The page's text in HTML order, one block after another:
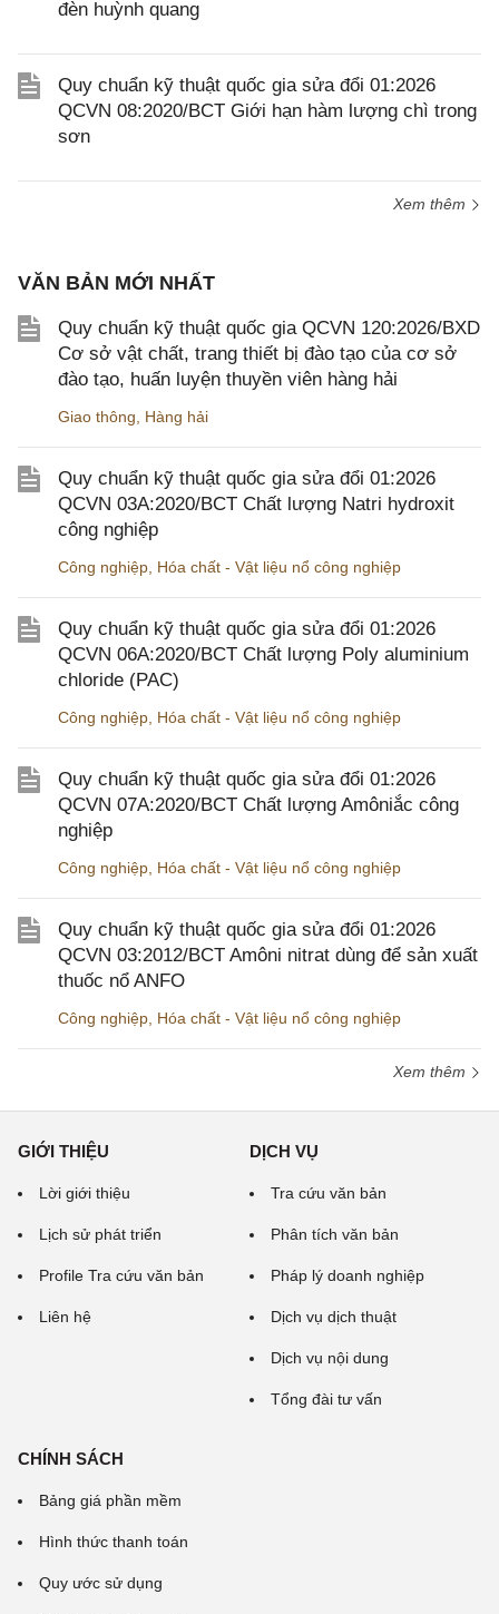
đèn huỳnh quang
Quy chuẩn kỹ thuật quốc gia sửa đổi 01:2026
QCVN 08:2020/BCT Giới hạn hàm lượng chì trong
sơn
Xem thêm
VĂN BẢN MỚI NHẤT
Quy chuẩn kỹ thuật quốc gia QCVN 120:2026/BXD
Cơ sở vật chất, trang thiết bị đào tạo của cơ sở
đào tạo, huấn luyện thuyền viên hàng hải
Giao thông Hàng hải
Quy chuẩn kỹ thuật quốc gia sửa đổi 01:2026
QCVN 03A:2020/BCT Chất lượng Natri hydroxit
công nghiệp
Công nghiệp Hóa chất - Vật liệu nổ công nghiệp
Quy chuẩn kỹ thuật quốc gia sửa đổi 01:2026
QCVN 06A:2020/BCT Chất lượng Poly aluminium
chloride (PAC)
Công nghiệp Hóa chất - Vật liệu nổ công nghiệp
Quy chuẩn kỹ thuật quốc gia sửa đổi 01:2026
QCVN 07A:2020/BCT Chất lượng Amôniắc công
nghiệp
Công nghiệp Hóa chất - Vật liệu nổ công nghiệp
Quy chuẩn kỹ thuật quốc gia sửa đổi 01:2026
QCVN 03:2012/BCT Amôni nitrat dùng để sản xuất
thuốc nổ ANFO
Công nghiệp Hóa chất - Vật liệu nổ công nghiệp
Xem thêm
GIỚI THIỆU
Lời giới thiệu
Lịch sử phát triển
Profile Tra cứu văn bản
Liên hệ
DỊCH VỤ
Tra cứu văn bản
Phân tích văn bản
Pháp lý doanh nghiệp
Dịch vụ dịch thuật
Dịch vụ nội dung
Tổng đài tư vấn
CHÍNH SÁCH
Bảng giá phần mềm
Hình thức thanh toán
Quy ước sử dụng